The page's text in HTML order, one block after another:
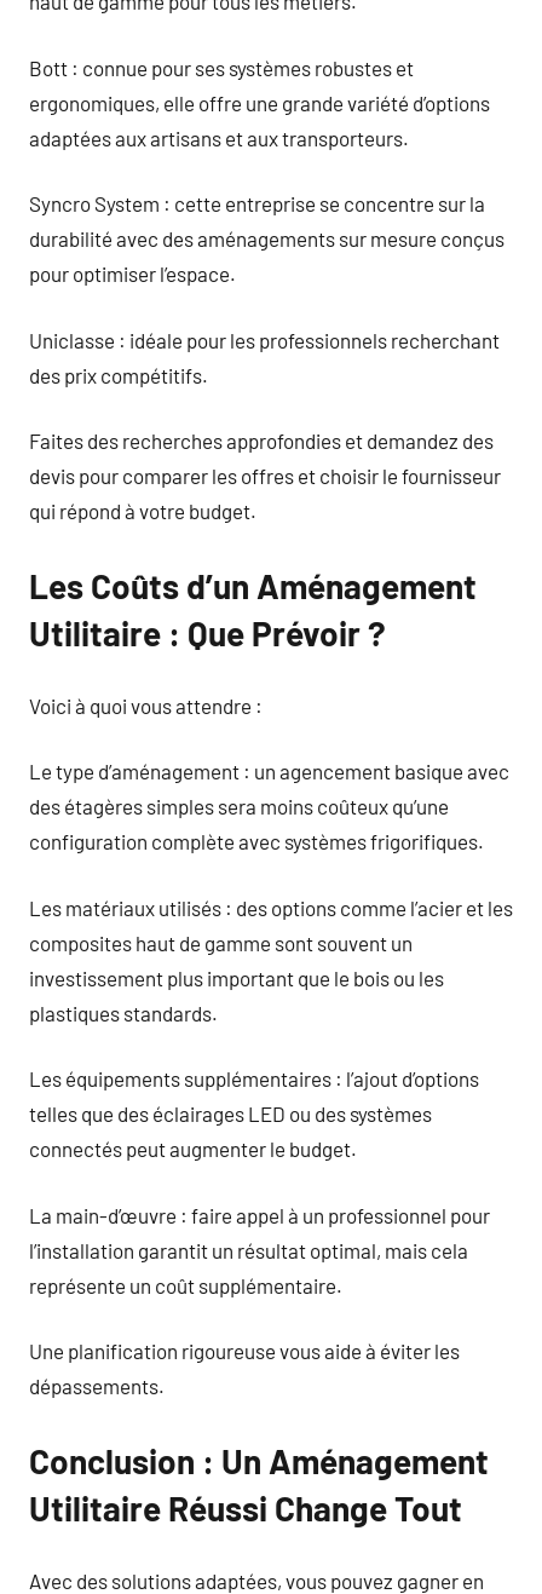
Bott : connue pour ses systèmes robustes et
ergonomiques, elle offre une grande variété d’options
adaptées aux artisans et aux transporteurs.
Syncro System : cette entreprise se concentre sur la
durabilité avec des aménagements sur mesure conçus
pour optimiser l’espace.
Uniclasse : idéale pour les professionnels recherchant
des prix compétitifs.
Faites des recherches approfondies et demandez des
devis pour comparer les offres et choisir le fournisseur
qui répond à votre budget.
Les Coûts d’un Aménagement
Utilitaire : Que Prévoir ?
Voici à quoi vous attendre :
Le type d’aménagement : un agencement basique avec
des étagères simples sera moins coûteux qu’une
configuration complète avec systèmes frigorifiques.
Les matériaux utilisés : des options comme l’acier et les
composites haut de gamme sont souvent un
investissement plus important que le bois ou les
plastiques standards.
Les équipements supplémentaires : l’ajout d’options
telles que des éclairages LED ou des systèmes
connectés peut augmenter le budget.
La main-d’œuvre : faire appel à un professionnel pour
l’installation garantit un résultat optimal, mais cela
représente un coût supplémentaire.
Une planification rigoureuse vous aide à éviter les
dépassements.
Conclusion : Un Aménagement
Utilitaire Réussi Change Tout
Avec des solutions adaptées, vous pouvez gagner en